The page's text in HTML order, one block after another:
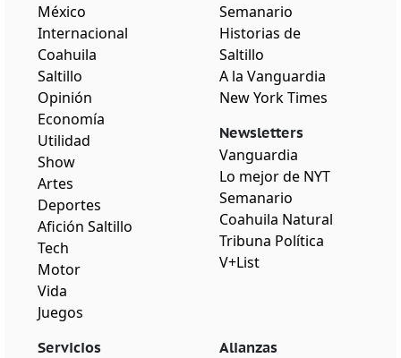
México
Internacional
Coahuila
Saltillo
Opinión
Economía
Utilidad
Show
Artes
Deportes
Afición Saltillo
Tech
Motor
Vida
Juegos
Semanario
Historias de
Saltillo
A la Vanguardia
New York Times
Newsletters
Vanguardia
Lo mejor de NYT
Semanario
Coahuila Natural
Tribuna Política
V+List
Servicios Alianzas